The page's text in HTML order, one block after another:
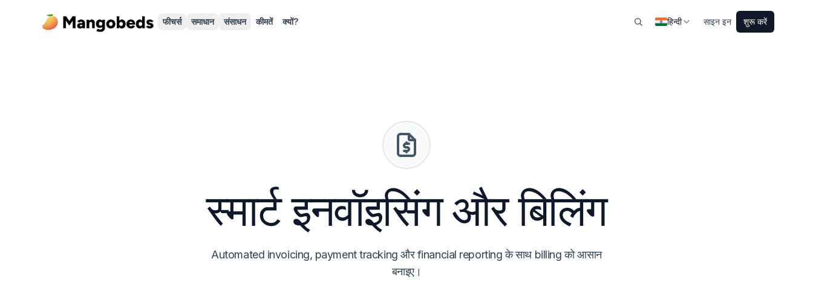
फीचर्स समाधान संसाधन कीमतें क्यों? हिन्दी साइन इन शुरू करें
स्मार्ट इनवॉइसिंग और बिलिंग
Automated invoicing, payment tracking और financial reporting के साथ billing को आसान
बनाइए।